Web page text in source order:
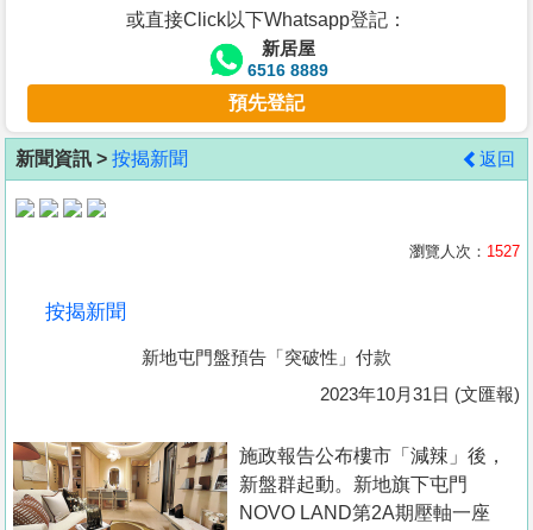
客
地
產
置
業
或直接Click以下Whatsapp登記：
新居屋
6516 8889
預先登記
新聞資訊 > 按揭新聞 返回
瀏覽人次： 1527
按揭新聞
新地屯門盤預告「突破性」付款
2023年10月31日 (文匯報)
施政報告公布樓市「減辣」後，
新盤群起動。新地旗下屯門
NOVO LAND第2A期壓軸一座